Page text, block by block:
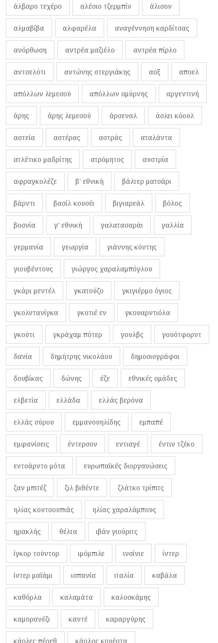
άλβαρο τεχέρο αλέσιο τζερμπίν άλισον
αλμαβίβα αλφαρέλα αναγέννηση καρδίτσας
ανόρθωση αντρέα μαζιέλο αντρέα πίρλο
αντσελότι αντώνης στεργιάκης αοξ αποελ
απόλλων λεμεσού απόλλων σμύρνης αργεντινή
άρης άρης λεμεσού άρσεναλ άσλει κόουλ
αστεία αστέρας αστράς αταλάντα
ατλέτικο μαδρίτης ατρόμητος αυστρία
αφραγκολέζε β' εθνική βάλτερ ματσάρι
βάρντι βασίλ κουσέι βιγιαρεάλ βόλος
βοσνία γ' εθνική γαλατασαράι γαλλία
γερμανία γεωργία γιάννης κόντης
γιουβέντους γιώργος χαραλαμπόγλου
γκάρι μεντέλ γκατούζο γκιγιέρμο όγιος
γκολντανίγκα γκοτιέ εν γκουαρντιόλα
γκούτι γκράχαμ πότερ γουλβς γουότφορντ
δανία δημήτρης νικολάου δημοσιογράφοι
δουβίκας δώνης έζε εθνικές ομάδες
ελβετία ελλάδα ελλάς βερόνα
ελλάς σύρου εμμανουηλίδης εμπαπέ
εμφανίσεις έντερσον εντιαγέ έντιν τζέκο
εντοάρντο μότα ευρωπαϊκές διοργανώσεις
ζαν μπιτέζ ζιλ βιθέντε ζλάτκο τρίπιτς
ηλίας κουτσουπιάς ηλίας χαραλάμπους
ηρακλής θέλτα ιβάν γιούριτς
ίγκορ τούντορ ιμόμπιλε ινσίνιε ίντερ
ίντερ μαϊάμι ισπανία ιταλία καβάλα
καθόρλα καλαμάτα καλοσκάμης
καμορανέζι καντέ καραργύρης
κάρλες πέρεθ κάρλος κουέστα